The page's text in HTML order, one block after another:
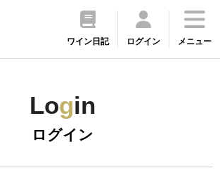
ワイン日記 ログイン メニュー
Login
ログイン